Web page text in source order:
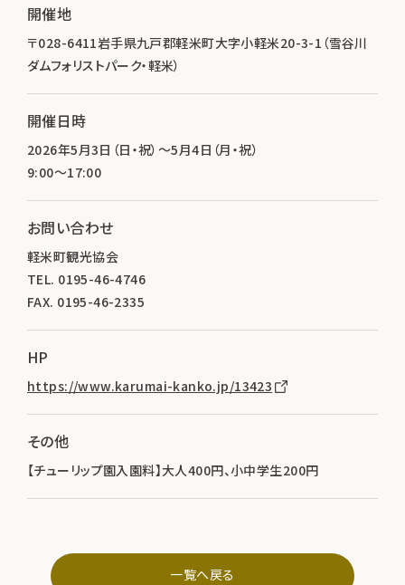
開催地
〒028-6411岩手県九戸郡軽米町大字小軽米20-3-1（雪谷川
ダムフォリストパーク・軽米）
開催日時
2026年5月3日（日・祝）～5月4日（月・祝）
9:00～17:00
お問い合わせ
軽米町観光協会
TEL. 0195-46-4746
FAX. 0195-46-2335
HP
https://www.karumai-kanko.jp/13423
その他
【チューリップ園入園料】大人400円、小中学生200円
一覧へ戻る